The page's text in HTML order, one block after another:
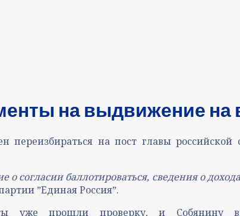
на выдвижение
переизбираться на пост главы
о согласии баллотироваться, сведения о
ˮЕдиная Россияˮ.
уже прошли проверку, и Собянину